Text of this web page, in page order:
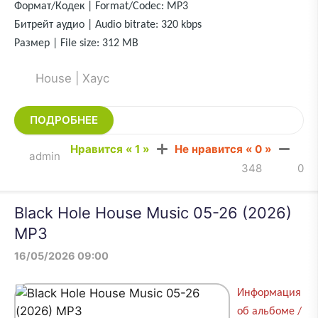
Формат/Кодек | Format/Codec: MP3
Битрейт аудио | Audio bitrate: 320 kbps
Размер | File size: 312 MB
House | Хаус
ПОДРОБНЕЕ
Нравится « 1 » Не нравится « 0 »
admin
0
348
Black Hole House Music 05-26 (2026)
MP3
16/05/2026 09:00
Информация
об альбоме /